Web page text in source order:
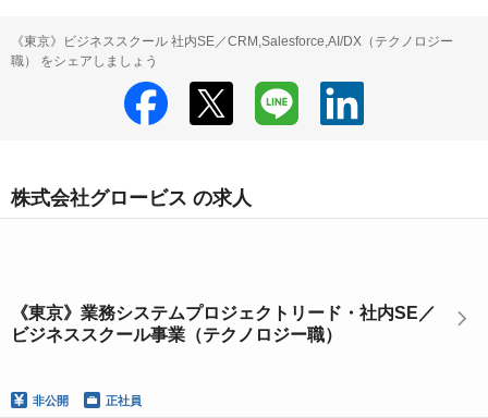
《東京》ビジネススクール 社内SE／CRM,Salesforce,AI/DX（テクノロジー
職） をシェアしましょう
株式会社グロービス の求人
《東京》業務システムプロジェクトリード・社内SE／
ビジネススクール事業（テクノロジー職）
非公開 正社員